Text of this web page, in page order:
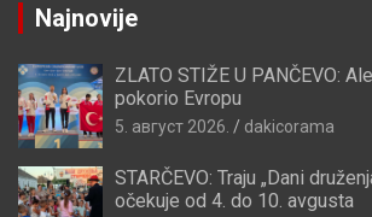
Najnovije
ZLATO STIŽE U PANČEVO:
pokorio Evropu
5. август 2026. dakicorama
STARČEVO: Traju „Dani
očekuje od 4. do 10. avgusta